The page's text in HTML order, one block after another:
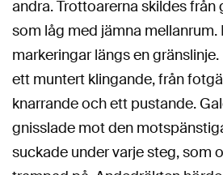
andra. Trottoarerna skildes från
som låg med jämna mellanrum.
markeringar längs en
ett muntert klingande, från
knarrande och ett pustande.
gnisslade mot den
suckade under varje steg, som